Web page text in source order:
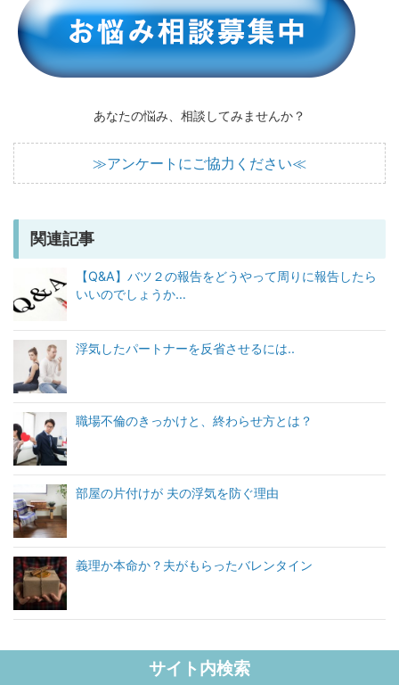
あなたの悩み、相談してみませんか？
≫アンケートにご協力ください≪
関連記事
【Q&A】バツ２の報告をどうやって周りに報告したら
いいのでしょうか…
浮気したパートナーを反省させるには..
職場不倫のきっかけと、終わらせ方とは？
部屋の片付けが 夫の浮気を防ぐ理由
義理か本命か？夫がもらったバレンタイン
サイト内検索